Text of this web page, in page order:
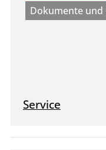
Dokumente
Service